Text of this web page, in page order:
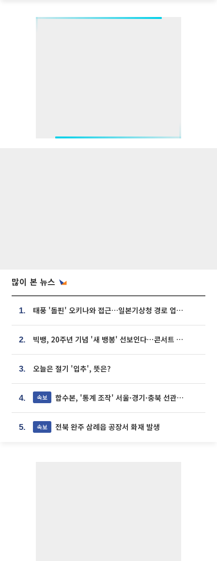
많이 본 뉴스
1. 태풍 '돌핀' 오키나와 접근…일본기상청 경로 업데이트
2. 빅뱅, 20주년 기념 '새 뱅봉' 선보인다⋯콘서트 앞두고 팝업 개최
3. 오늘은 절기 '입추', 뜻은?
4. 속보 합수본, '통계 조작' 서울·경기·충북 선관위 등 추가 압수수색
5. 속보 전북 완주 삼례읍 공장서 화재 발생